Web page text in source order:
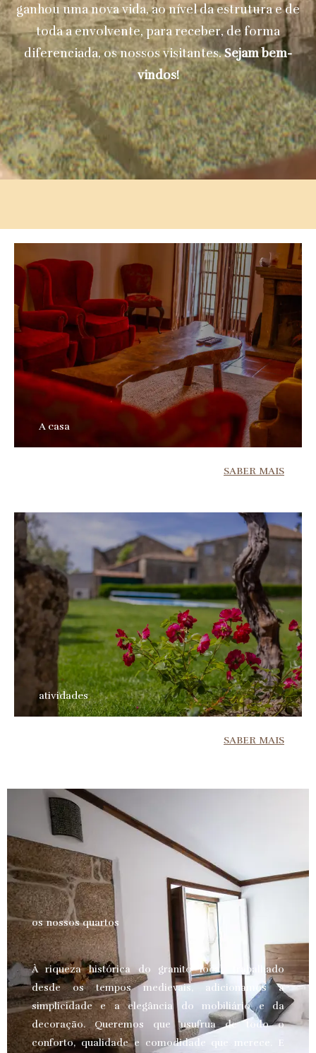
ganhou uma nova vida, ao nível da estrutura e de
toda a envolvente, para receber, de forma
diferenciada, os nossos visitantes.Sejam bem-
vindos!
A casa
SABER MAIS
atividades
SABER MAIS
os nossos quartos
À riqueza histórica do granito local, trabalhado
desde os tempos medievais, adicionamos a
simplicidade e a elegância do mobiliário e da
decoração. Queremos que usufrua de todo o
conforto, qualidade e comodidade que merece.
E